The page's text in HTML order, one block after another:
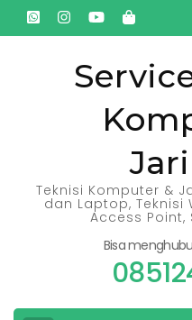
Lompat
ke
Teknisi Komputer &
dan Laptop, Teknisi
Access Point,
Bisa